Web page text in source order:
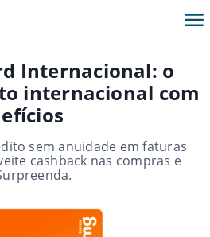
Internacional: o
internacional com
sem anuidade em faturas
cashback nas compras e